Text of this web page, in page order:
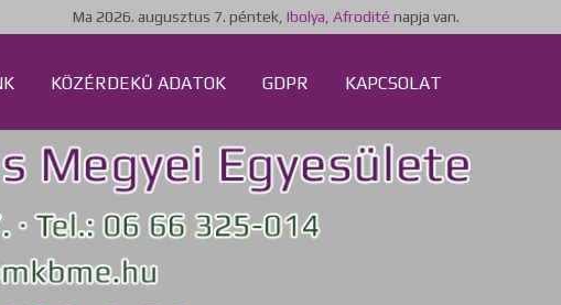
Ma 2026. augusztus 7. péntek, Ibolya, Afrodité napja van.
KÖZÉRDEKŰ ADATOK GDPR KAPCSOLAT